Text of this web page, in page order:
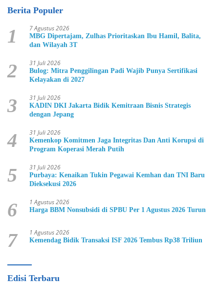
Berita Populer
1 7 Agustus 2026
MBG Dipertajam, Zulhas Prioritaskan Ibu Hamil, Balita,
dan Wilayah 3T
2 31 Juli 2026
Bulog: Mitra Penggilingan Padi Wajib Punya Sertifikasi
Kelayakan di 2027
3 31 Juli 2026
KADIN DKI Jakarta Bidik Kemitraan Bisnis Strategis
dengan Jepang
4 31 Juli 2026
Kemenkop Komitmen Jaga Integritas Dan Anti Korupsi di
Program Koperasi Merah Putih
5 31 Juli 2026
Purbaya: Kenaikan Tukin Pegawai Kemhan dan TNI Baru
Dieksekusi 2026
6 1 Agustus 2026
Harga BBM Nonsubsidi di SPBU Per 1 Agustus 2026 Turun
7 1 Agustus 2026
Kemendag Bidik Transaksi ISF 2026 Tembus Rp38 Triliun
Edisi Terbaru